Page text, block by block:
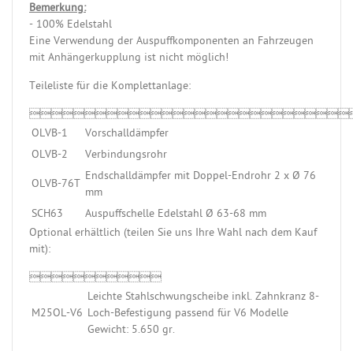
Bemerkung:
- 100% Edelstahl
Eine Verwendung der Auspuffkomponenten an Fahrzeugen
mit Anhängerkupplung ist nicht möglich!
Teileliste für die Komplettanlage:
OLVB-1
Vorschalldämpfer
OLVB-2
Verbindungsrohr
OLVB-76T
Endschalldämpfer mit Doppel-Endrohr 2 x Ø 76
mm
SCH63
Auspuffschelle Edelstahl Ø 63-68 mm
Optional erhältlich (teilen Sie uns Ihre Wahl nach dem Kauf
mit):

M25OL-V6
Leichte Stahlschwungscheibe inkl. Zahnkranz 8-
Loch-Befestigung passend für V6 Modelle
Gewicht: 5.650 gr.